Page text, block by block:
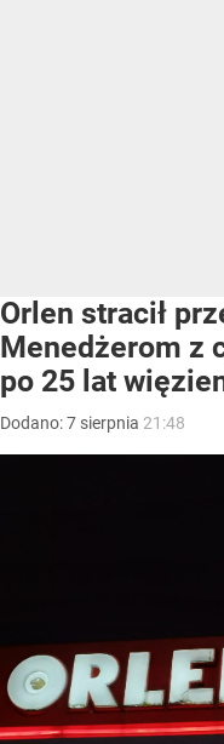
Orlen stracił
Menedżerom z
po 25 lat
Dodano:7 sierpnia 21:48